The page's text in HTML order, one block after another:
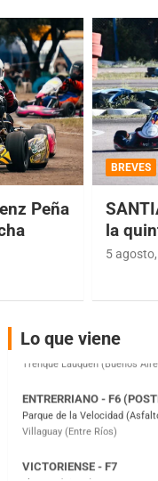
Peña
BREVES
la
5
Lo que viene
COBERTURA ESPECIAL
08/09-AGO
IAME SERIES
Ramiro Tot (Asfalto)
Baradero (Buenos Aires)
Parque de la Velocidad
El Cerro (Tierra)
Victoria (Entre Ríos)
Moto Club Reginense (Tierra)